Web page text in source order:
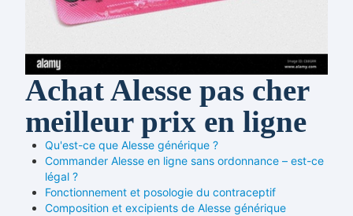
Achat Alesse pas cher
meilleur prix en ligne
Qu'est-ce que Alesse générique ?
Commander Alesse en ligne sans ordonnance – est-ce
légal ?
Fonctionnement et posologie du contraceptif
Composition et excipients de Alesse générique